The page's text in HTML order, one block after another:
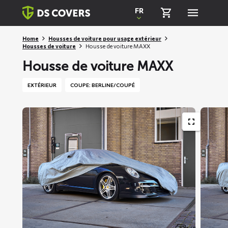
Skiplinks
FR
Home
Housses de voiture pour usage extérieur
Housses de voiture
Housse de voiture MAXX
Housse de voiture MAXX
EXTÉRIEUR COUPE: BERLINE/COUPÉ